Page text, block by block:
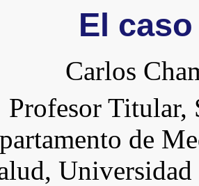
El
Carlos
Profesor Titular,
de